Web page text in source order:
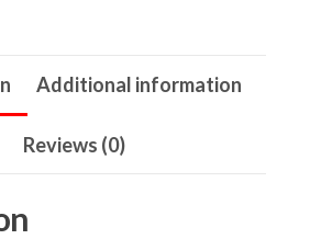
Additional information
Reviews (0)